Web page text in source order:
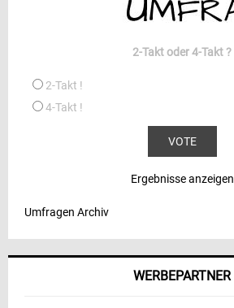
2-Takt oder 4-Takt ?
2-Takt !
4-Takt !
Ergebnisse anzeigen
Umfragen Archiv
WERBEPARTNER